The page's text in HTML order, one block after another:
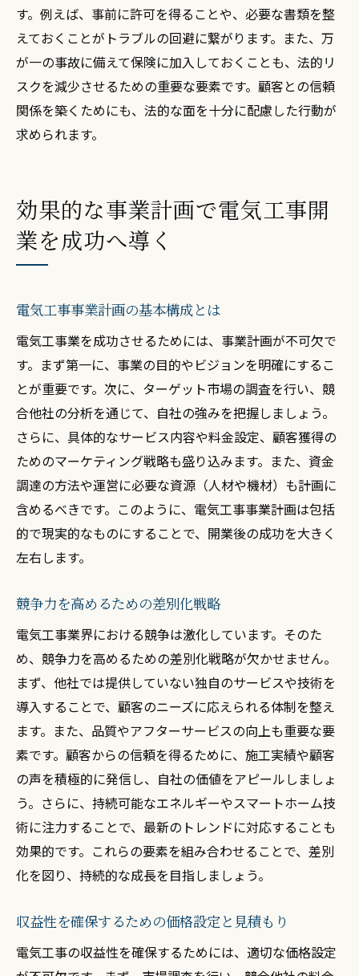
す。例えば、事前に許可を得ることや、必要な書類を整
えておくことがトラブルの回避に繋がります。また、万
が一の事故に備えて保険に加入しておくことも、法的リ
スクを減少させるための重要な要素です。顧客との信頼
関係を築くためにも、法的な面を十分に配慮した行動が
求められます。
効果的な事業計画で電気工事開
業を成功へ導く
電気工事事業計画の基本構成とは
電気工事業を成功させるためには、事業計画が不可欠で
す。まず第一に、事業の目的やビジョンを明確にするこ
とが重要です。次に、ターゲット市場の調査を行い、競
合他社の分析を通じて、自社の強みを把握しましょう。
さらに、具体的なサービス内容や料金設定、顧客獲得の
ためのマーケティング戦略も盛り込みます。また、資金
調達の方法や運営に必要な資源（人材や機材）も計画に
含めるべきです。このように、電気工事事業計画は包括
的で現実的なものにすることで、開業後の成功を大きく
左右します。
競争力を高めるための差別化戦略
電気工事業界における競争は激化しています。そのた
め、競争力を高めるための差別化戦略が欠かせません。
まず、他社では提供していない独自のサービスや技術を
導入することで、顧客のニーズに応えられる体制を整え
ます。また、品質やアフターサービスの向上も重要な要
素です。顧客からの信頼を得るために、施工実績や顧客
の声を積極的に発信し、自社の価値をアピールしましょ
う。さらに、持続可能なエネルギーやスマートホーム技
術に注力することで、最新のトレンドに対応することも
効果的です。これらの要素を組み合わせることで、差別
化を図り、持続的な成長を目指しましょう。
収益性を確保するための価格設定と見積もり
電気工事の収益性を確保するためには、適切な価格設定